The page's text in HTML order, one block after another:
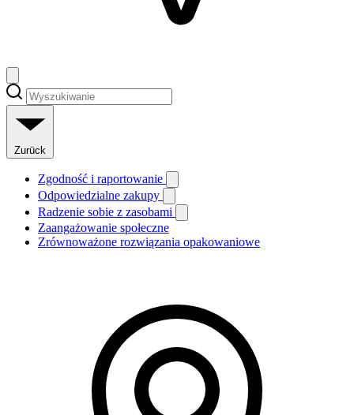
Zurück
Zgodność i raportowanie
Odpowiedzialne zakupy
Radzenie sobie z zasobami
Zaangażowanie społeczne
Zrównoważone rozwiązania opakowaniowe